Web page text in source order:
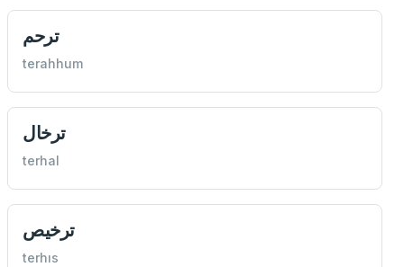
ترحم
terahhum
ترخال
terhal
ترخيص
terhıs